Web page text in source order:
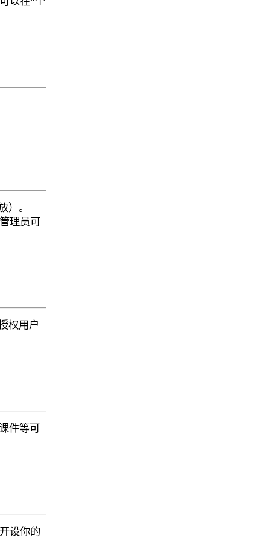
）。
理员可
权用户
件等可
设你的